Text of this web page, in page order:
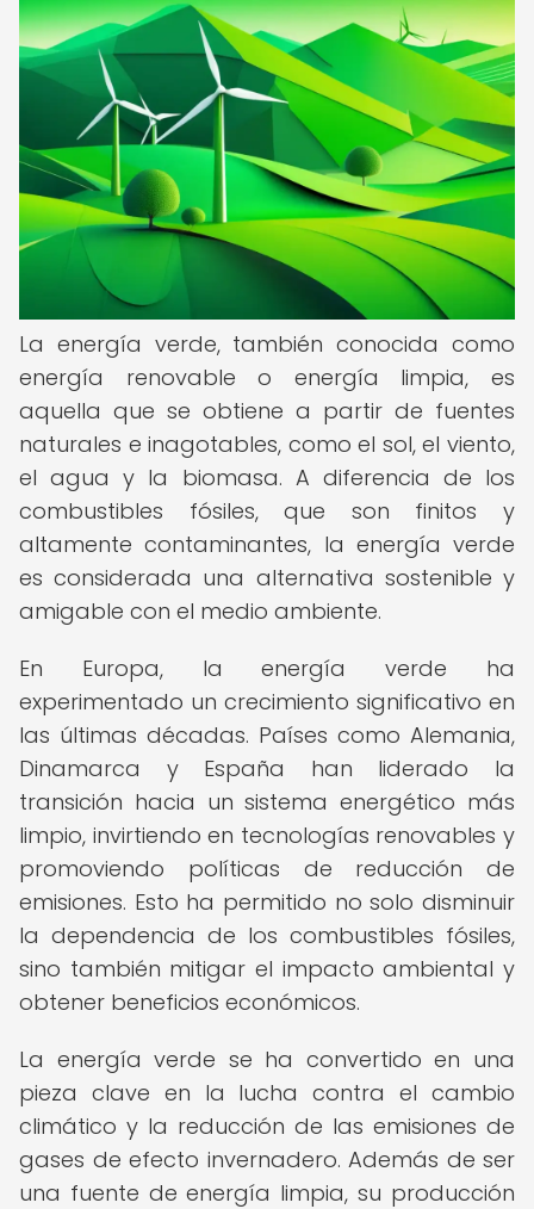
La energía verde, también conocida como
energía renovable o energía limpia, es
aquella que se obtiene a partir de fuentes
naturales e inagotables, como el sol, el viento,
el agua y la biomasa. A diferencia de los
combustibles fósiles, que son finitos y
altamente contaminantes, la energía verde
es considerada una alternativa sostenible y
amigable con el medio ambiente.
En Europa, la energía verde ha
experimentado un crecimiento significativo en
las últimas décadas. Países como Alemania,
Dinamarca y España han liderado la
transición hacia un sistema energético más
limpio, invirtiendo en tecnologías renovables y
promoviendo políticas de reducción de
emisiones. Esto ha permitido no solo disminuir
la dependencia de los combustibles fósiles,
sino también mitigar el impacto ambiental y
obtener beneficios económicos.
La energía verde se ha convertido en una
pieza clave en la lucha contra el cambio
climático y la reducción de las emisiones de
gases de efecto invernadero. Además de ser
una fuente de energía limpia, su producción